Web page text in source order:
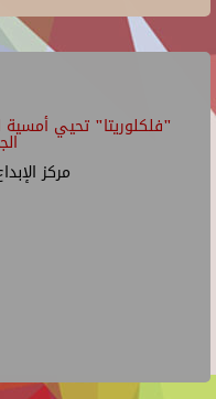
"فلكلوريتا" تحيي أمسية
مركز